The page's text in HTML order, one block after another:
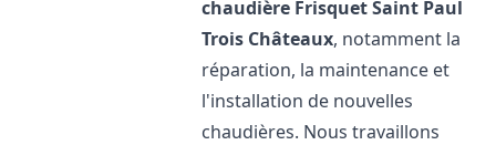
chaudière FrisquetSaint Paul
Trois Châteaux, notamment la
réparation, la maintenance et
l'installation de nouvelles
chaudières. Nous travaillons